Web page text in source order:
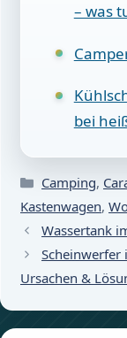
– was
bei
Kategorien
Camping,
Kastenwagen,
Wassertank
Scheinwerfer
Ursachen &